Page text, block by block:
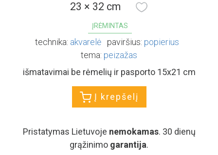
23 × 32 cm
ĮRĖMINTAS
technika: akvarelė paviršius: popierius
tema: peizažas
išmatavimai be rėmelių ir pasporto 15x21 cm
Į krepšelį
Pristatymas Lietuvoje nemokamas. 30 dienų
grąžinimo garantija.